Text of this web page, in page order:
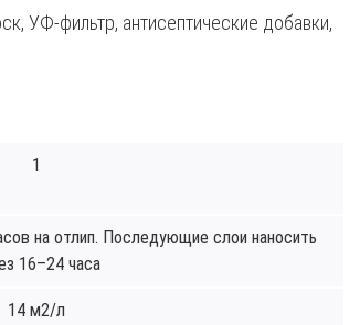
УФ-фильтр, антисептические добавки,
1
на отлип. Последующие слои наносить
16–24 часа
14 м2/л